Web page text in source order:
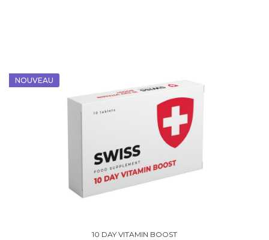
NOUVEAU
10 DAY VITAMIN BOOST